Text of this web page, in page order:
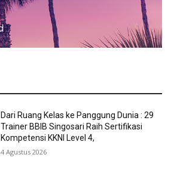
Dari Ruang Kelas ke Panggung Dunia : 29
Trainer BBIB Singosari Raih Sertifikasi
Kompetensi KKNI Level 4,
4 Agustus 2026